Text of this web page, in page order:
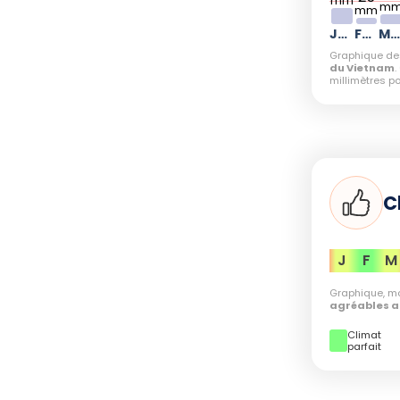
Janvier Février
mm
Mars
Graphique
du Vietnam.
millimètres
J F M
Graphique,
agréables
Climat
parfait